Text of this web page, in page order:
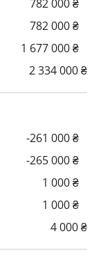
782 000 ₴
782 000 ₴
1 677 000 ₴
2 334 000 ₴
-261 000 ₴
-265 000 ₴
1 000 ₴
1 000 ₴
4 000 ₴